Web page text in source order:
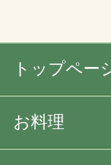
トップペー
お料理